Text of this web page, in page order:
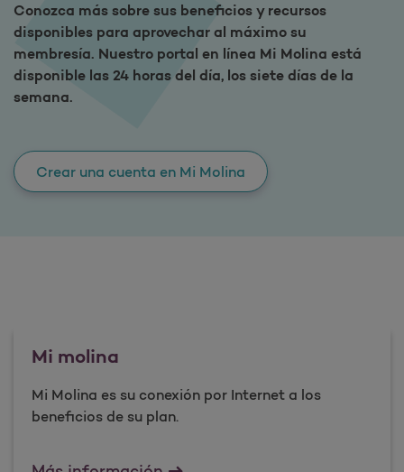
Conozca más sobre sus beneficios y recursos
disponibles para aprovechar al máximo su
membresía. Nuestro portal en línea Mi Molina está
disponible las 24 horas del día, los siete días de la
semana.
Crear una cuenta en Mi Molina
Mi molina
Mi Molina es su conexión por Internet a los
beneficios de su plan.​